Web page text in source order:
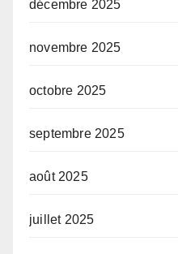
décembre 2025
novembre 2025
octobre 2025
septembre 2025
août 2025
juillet 2025